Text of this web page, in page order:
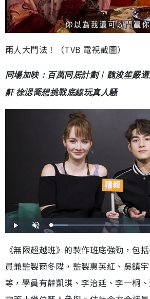
兩人大鬥法！（TVB 電視截圖）
同場加映：百萬同居計劃︳魏浚笙嚴
鼾 徐㴓喬想挑戰底線玩真人騷
播
放
開
啟
載
入
.
6
%
《無限超越班》的製作班底強勁，包
員兼監製爾冬陞，監製惠英紅、吳鎮
等，學員有薛凱琪、李治廷、李一桐